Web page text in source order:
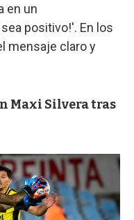
en un
positivo!'. En los
mensaje claro y
Maxi Silvera tras